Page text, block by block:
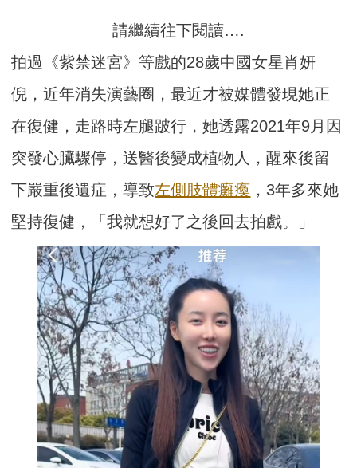
請繼續往下閱讀….
拍過《紫禁迷宮》等戲的28歲中國女星肖妍
倪，近年消失演藝圈，最近才被媒體發現她正
在復健，走路時左腿跛行，她透露2021年9月因
突發心臟驟停，送醫後變成植物人，醒來後留
下嚴重後遺症，導致左側肢體癱瘓 ，3年多來她
堅持復健，「我就想好了之後回去拍戲。」